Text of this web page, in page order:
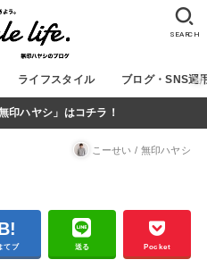
ライフスタイル ブログ・SNS運
SEARCH
印ハヤシ」はコチラ！
こーせい / 無印ハヤシ
てブ 送る Pocket